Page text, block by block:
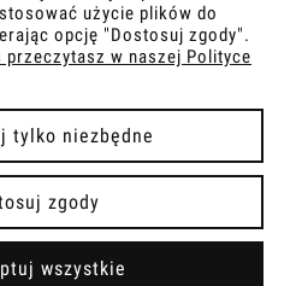
wersję strony
użycie plików do
opcję "Dostosuj zgody".
w naszej Polityce
tylko niezbędne
zgody
wszystkie